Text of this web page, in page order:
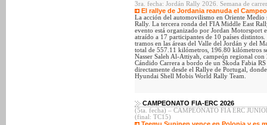
3ra. fecha: Jordán Rally 2026. Semana de
El rallye de Jordania reanuda el
La acción del automovilismo en Oriente Medio
Rally. La tercera ronda del FIA Middle East
evento está organizado por Jordan Motorsport
atraído a 17 participantes de 10 países
tramos en las áreas del Valle del Jordán y del
total de 557.11 kilómetros, 196.80 kilómetros
Nasser Saleh Al-Attiyah, campeón regional
Cándido Carrera a bordo de un Škoda Fabia
directamente desde el Rallye de Portugal,
Hyundai Shell Mobis World Rally Team.
CAMPEONATO FIA-ERC 2026
(5ta. fecha) – CAMPEONATO FIA ERC
(final: TC15)